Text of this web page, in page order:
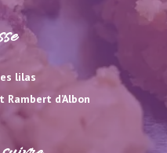
lilas
Rambert d’Albon